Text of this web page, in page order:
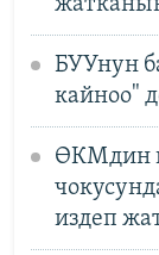
БУУнун
кайноо"
ӨКМдин
издеп